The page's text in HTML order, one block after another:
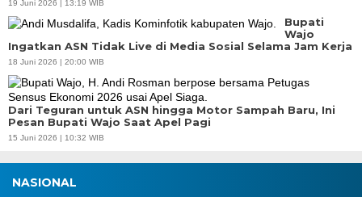
19 Juni 2026 | 13:19 WIB
Bupati
Wajo
Ingatkan ASN Tidak Live di Media Sosial Selama Jam Kerja
18 Juni 2026 | 20:00 WIB
Dari Teguran untuk ASN hingga Motor Sampah Baru, Ini
Pesan Bupati Wajo Saat Apel Pagi
15 Juni 2026 | 10:32 WIB
NASIONAL